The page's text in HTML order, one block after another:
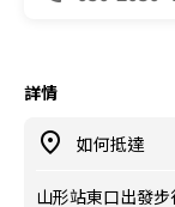
詳情
如何抵達
山形站東口出發